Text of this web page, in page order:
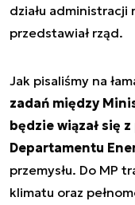
działu administracji
przedstawiał rząd.
Jak pisaliśmy na
zadań między
będzie wiązał się
Departamentu
przemysłu. Do MP
klimatu oraz